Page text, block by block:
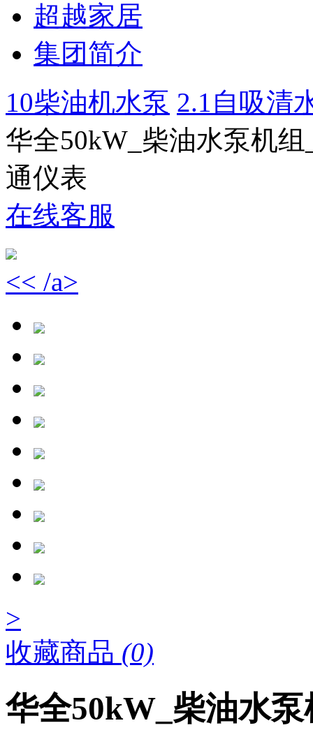
超越家居
集团简介
10柴油机水泵 2.1自吸清
华全50kW_柴油水泵机
通仪表
在线客服
<< /a>
>
收藏商品 (0)
华全50kW_柴油水